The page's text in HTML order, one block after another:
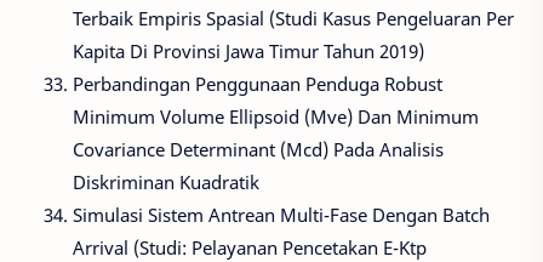
Terbaik Empiris Spasial (Studi Kasus Pengeluaran Per
Kapita Di Provinsi Jawa Timur Tahun 2019)
Perbandingan Penggunaan Penduga Robust
Minimum Volume Ellipsoid (Mve) Dan Minimum
Covariance Determinant (Mcd) Pada Analisis
Diskriminan Kuadratik
Simulasi Sistem Antrean Multi-Fase Dengan Batch
Arrival (Studi: Pelayanan Pencetakan E-Ktp